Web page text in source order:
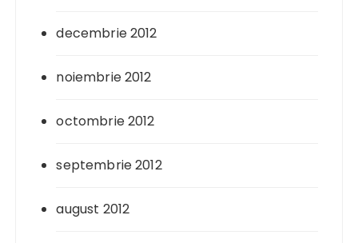
decembrie 2012
noiembrie 2012
octombrie 2012
septembrie 2012
august 2012